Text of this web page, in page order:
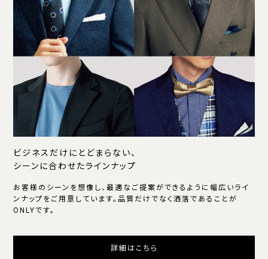
ビジネスだけにとどまらない、
シーンに合わせたラインナップ
お客様のシーンを想像し、最適なご提案ができるように幅広いライ
ンナップをご用意しています。品質だけでなく洒落であることが
ONLYです。
詳細はこちら